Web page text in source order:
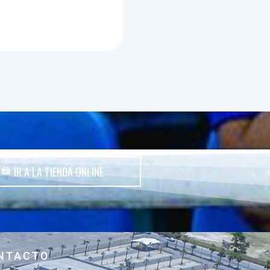
IR A LA TIENDA ONLINE